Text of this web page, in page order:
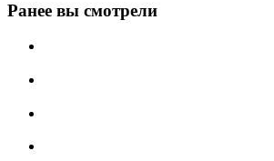
Ранее вы смотрели